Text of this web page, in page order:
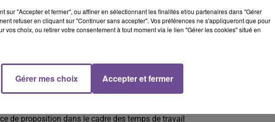
périscolaire pause méridienne (H/F).
pause méridienne (H/F). Vos missions :
activités en cohérence. Participer à la réflexion
de proposition dans le cadre des temps de travail
sur "Accepter et fermer", ou affiner en sélectionnant les finalités et/ou partenaires dans "Gérer
refuser en cliquant sur "Continuer sans accepter". Vos préférences ne s'appliqueront que pour
vos choix, ou retirer votre consentement à tout moment via le lien "Gérer les cookies" situé en
Gérer mes choix Accepter et fermer